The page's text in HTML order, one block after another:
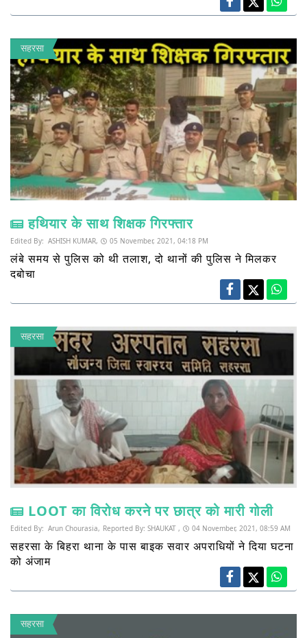
सहरसा
हथियार के साथ शिक्षक गिरफ्तार
Edited By: ASHISH KUMAR, 05 November, 2021, 04:18 PM
लंबे समय से पुलिस को थी तलाश, दो थानों की पुलिस ने मिलकर
दबोचा
सहरसा
LOOT का विरोध करने पर छात्र को मारी गोली
Edited By: Arun Chourasia, Reported By: SHAUKAT , 04 November, 2021, 08:59 AM
सहरसा के बिहरा थाना के पास बाइक सवार अपराधियों ने दिया घटना
को अंजाम
सहरसा